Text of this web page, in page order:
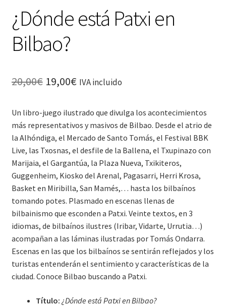
¿Dónde está Patxi en
Bilbao?
20,00€ 19,00€ IVA incluido
Un libro-juego ilustrado que divulga los acontecimientos
más representativos y masivos de Bilbao. Desde el atrio de
la Alhóndiga, el Mercado de Santo Tomás, el Festival BBK
Live, las Txosnas, el desfile de la Ballena, el Txupinazo con
Marijaia, el Gargantúa, la Plaza Nueva, Txikiteros,
Guggenheim, Kiosko del Arenal, Pagasarri, Herri Krosa,
Basket en Miribilla, San Mamés,… hasta los bilbaínos
tomando potes. Plasmado en escenas llenas de
bilbainismo que esconden a Patxi. Veinte textos, en 3
idiomas, de bilbaínos ilustres (Iribar, Vidarte, Urrutia…)
acompañan a las láminas ilustradas por Tomás Ondarra.
Escenas en las que los bilbaínos se sentirán reflejados y los
turistas entenderán el sentimiento y características de la
ciudad. Conoce Bilbao buscando a Patxi.
Título: ¿Dónde está Patxi en Bilbao?